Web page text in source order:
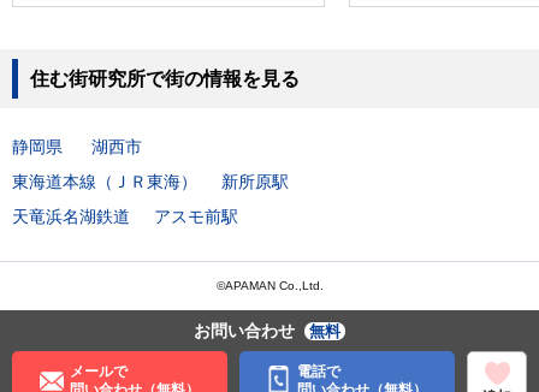
お問い合わせ 無料
メールで
電話で
住む街研究所で街の情報を見る
静岡県
湖西市
東海道本線（ＪＲ東海）
新所原駅
天竜浜名湖鉄道
アスモ前駅
©APAMAN Co.,Ltd.